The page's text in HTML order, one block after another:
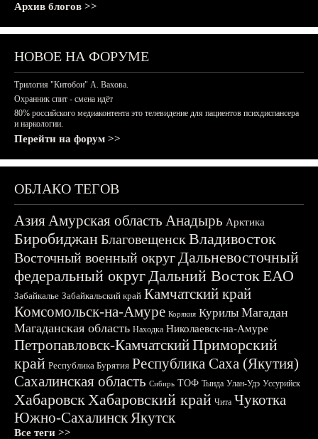
Архив блогов >>
НОВОЕ НА ФОРУМЕ
Трилогия "Китобои" А. Вахова.
Охранник спит - смена идёт
80% российского медиаконтента это телевидение для пациентов психдиспансера
и наркологии.
Перейти на форум >>
ОБЛАКО ТЕГОВ
АзияАмурская область Анадырь Арктика
БиробиджанБлаговещенскВладивосток
Восточный военный округДальневосточный
федеральный округДальний ВостокЕАО
Забайкалье Забайкальский край Камчатский край
Комсомольск-на-Амуре Корякия Курилы Магадан
Магаданская область Находка Николаевск-на-Амуре
Петропавловск-КамчатскийПриморский
край Республика Бурятия Республика Саха (Якутия)
Сахалинская область Сибирь ТОФ Тында Улан-Удэ Уссурийск
ХабаровскХабаровский край Чита Чукотка
Южно-СахалинскЯкутск
Все теги >>